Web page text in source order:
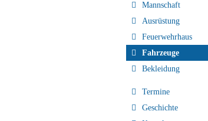
Mannschaft
Ausrüstung
Feuerwehrhaus
Fahrzeuge
Bekleidung
Termine
Geschichte